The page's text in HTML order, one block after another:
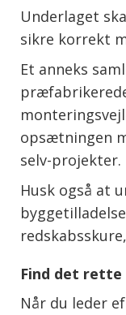
Underlaget
sikre korrekt
Et anneks
opsætningen
selv-projekter.
Husk også at
Find det rette
Når du leder